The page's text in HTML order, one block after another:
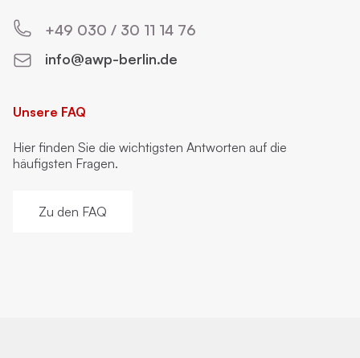
+49 030 / 30 11 14 76
info@awp-berlin.de
Unsere FAQ
Hier finden Sie die wichtigsten Antworten auf die
häufigsten Fragen.
Zu den FAQ